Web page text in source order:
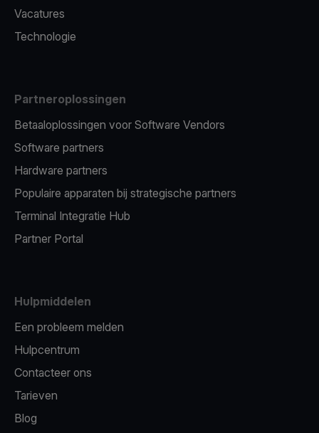
Vacatures
Technologie
Partneroplossingen
Betaaloplossingen voor Software Vendors
Software partners
Hardware partners
Populaire apparaten bij strategische partners
Terminal Integratie Hub
Partner Portal
Hulpmiddelen
Een probleem melden
Hulpcentrum
Contacteer ons
Tarieven
Blog